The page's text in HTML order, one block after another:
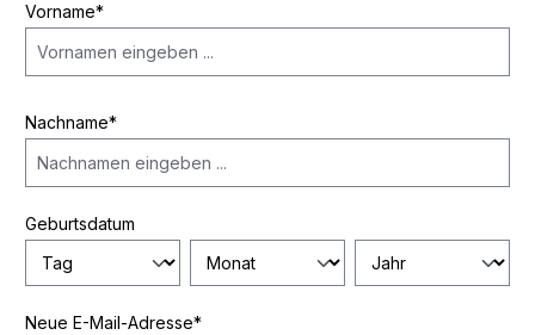
Persönliche Informationen
Vorname*
Nachname*
Geburtsdatum
Neue E-Mail-Adresse*